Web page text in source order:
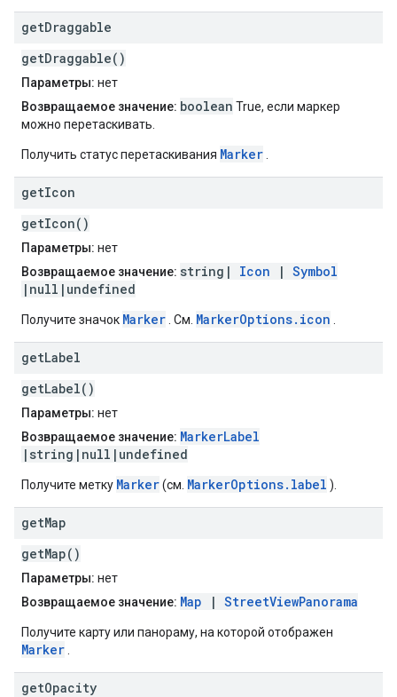
getDraggable
getDraggable()
Параметры: нет
Возвращаемое значение: boolean True, если маркер
можно перетаскивать.
Получить статус перетаскивания Marker
getIcon
getIcon()
Параметры: нет
Возвращаемое значение: string| Icon | Symbol
|null|undefined
Получите значок Marker . См. MarkerOptions.icon
getLabel
getLabel()
Параметры: нет
Возвращаемое значение: MarkerLabel
|string|null|undefined
Получите метку Marker(см. MarkerOptions.label ).
getMap
getMap()
Параметры: нет
Возвращаемое значение: Map | StreetViewPanorama
Получите карту или панораму, на которой отображен
Marker
getOpacity